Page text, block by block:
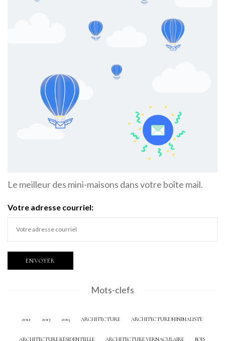
Le meilleur des mini-maisons dans votre boîte mail.
Votre adresse courriel:
Mots-clefs
2012 2013 2015 ARCHITECTURE ARCHITECTURE MINIMALISTE
ARCHITECTURE RÉSIDENTIELLE ARCHITECTURE VERNACULAIRE BOIS